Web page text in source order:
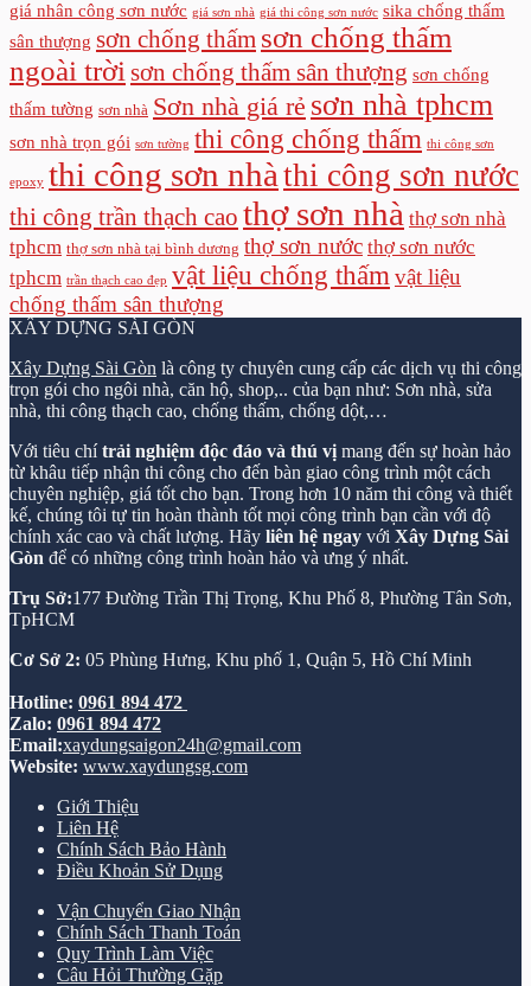
giá nhân công sơn nước giá sơn nhà giá thi công sơn nước sika chống thấm
sân thượng sơn chống thấm sơn chống thấm
ngoài trời sơn chống thấm sân thượng sơn chống
thấm tường sơn nhà Sơn nhà giá rẻ sơn nhà tphcm
sơn nhà trọn gói sơn tường thi công chống thấm thi công sơn
epoxy thi công sơn nhà thi công sơn nước
thi công trần thạch cao thợ sơn nhà thợ sơn nhà
tphcm thợ sơn nhà tại bình dương thợ sơn nước thợ sơn nước
tphcm trần thạch cao đẹp vật liệu chống thấm vật liệu
chống thấm sân thượng
XÂY DỰNG SÀI GÒN
Xây Dựng Sài Gòn là công ty chuyên cung cấp các dịch vụ thi công
trọn gói cho ngôi nhà, căn hộ, shop,.. của bạn như: Sơn nhà, sửa
nhà, thi công thạch cao, chống thấm, chống dột,…
Với tiêu chítrải nghiệm độc đáo và thú vị mang đến sự hoàn hảo
từ khâu tiếp nhận thi công cho đến bàn giao công trình một cách
chuyên nghiệp, giá tốt cho bạn. Trong hơn 10 năm thi công và thiết
kế, chúng tôi tự tin hoàn thành tốt mọi công trình bạn cần với độ
chính xác cao và chất lượng. Hãy liên hệ ngay với Xây Dựng Sài
Gòn để có những công trình hoàn hảo và ưng ý nhất.
Trụ Sở:177 Đường Trần Thị Trọng, Khu Phố 8, Phường Tân Sơn,
TpHCM
Cơ Sở 2: 05 Phùng Hưng, Khu phố 1, Quận 5, Hồ Chí Minh
Hotline: 0961 894 472
Zalo: 0961 894 472
Email:xaydungsaigon24h@gmail.com
Website: www.xaydungsg.com
Giới Thiệu
Liên Hệ
Chính Sách Bảo Hành
Điều Khoản Sử Dụng
Vận Chuyển Giao Nhận
Chính Sách Thanh Toán
Quy Trình Làm Việc
Câu Hỏi Thường Gặp